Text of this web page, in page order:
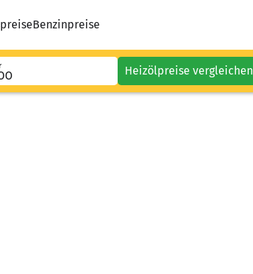
Benzinpreise
Heizölpreise vergleichen